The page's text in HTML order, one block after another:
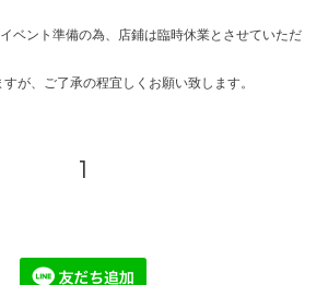
ベント準備の為、店鋪は臨時休業とさせていただ
が、ご了承の程宜しくお願い致します。
1